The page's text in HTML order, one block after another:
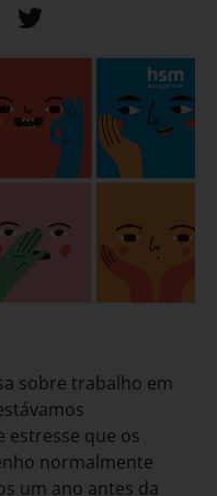
sobre trabalho em
estresse que os
normalmente
um ano antes da